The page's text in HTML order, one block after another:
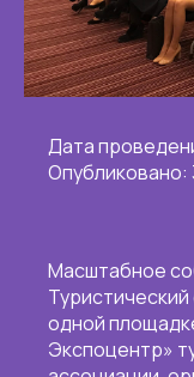
Дата
Опубликовано:
Масштабное
одной
Экспоцентр»